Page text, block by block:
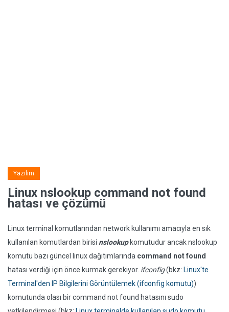
Yazılım
Linux nslookup command not found
hatası ve çözümü
Linux terminal komutlarından network kullanımı amacıyla en sık
kullanılan komutlardan birisi nslookupkomutudur ancak nslookup
komutu bazı güncel linux dağıtımlarında command not found
hatası verdiği için önce kurmak gerekiyor. ifconfig(bkz: Linux'te
Terminal'den IP Bilgilerini Görüntülemek (ifconfig komutu))
komutunda olası bir command not found hatasını sudo